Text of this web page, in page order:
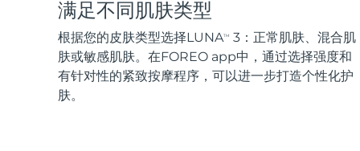
满足不同肌肤类型
根据您的皮肤类型选择LUNATM
3：正常肌肤、混合肌
肤或敏感肌肤。在FOREO app中，通过选择强度和
有针对性的紧致按摩程序，可以进一步打造个性化护
肤。